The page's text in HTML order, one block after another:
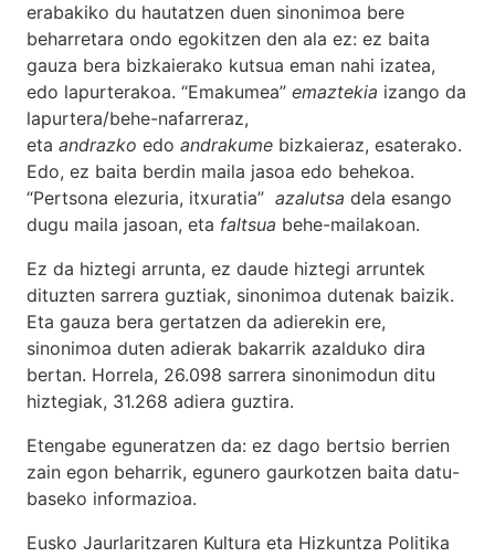
erabakiko du hautatzen duen sinonimoa bere
beharretara ondo egokitzen den ala ez: ez baita
gauza bera bizkaierako kutsua eman nahi izatea,
edo lapurterakoa. “Emakumea” emaztekia izango da
lapurtera/behe-nafarreraz,
eta andrazko edo andrakume bizkaieraz, esaterako.
Edo, ez baita berdin maila jasoa edo behekoa.
“Pertsona elezuria, itxuratia” azalutsa dela esango
dugu maila jasoan, eta faltsua behe-mailakoan.
Ez da hiztegi arrunta, ez daude hiztegi arruntek
dituzten sarrera guztiak, sinonimoa dutenak baizik.
Eta gauza bera gertatzen da adierekin ere,
sinonimoa duten adierak bakarrik azalduko dira
bertan. Horrela, 26.098 sarrera sinonimodun ditu
hiztegiak, 31.268 adiera guztira.
Etengabe eguneratzen da: ez dago bertsio berrien
zain egon beharrik, egunero gaurkotzen baita datu-
baseko informazioa.
Eusko Jaurlaritzaren Kultura eta Hizkuntza Politika